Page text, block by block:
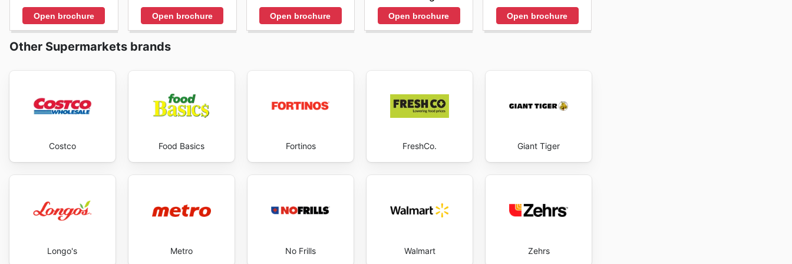
aujourd'hui pour découvrir les meilleures offres et commencer à économiser dès maintenant.
Open brochure Open brochure Open brochure Open brochure Open brochure
Other Supermarkets brands
Costco Food Basics Fortinos FreshCo. Giant Tiger
Longo's Metro No Frills Walmart Zehrs